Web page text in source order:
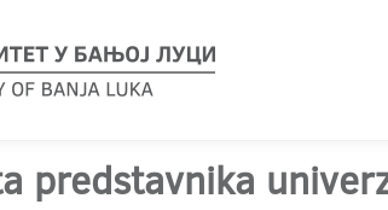
predstavnika